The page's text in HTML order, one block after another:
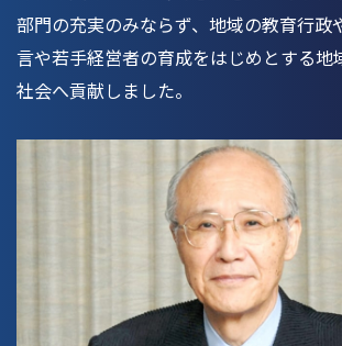
部門の充実のみならず、地域の教育行政
言や若手経営者の育成をはじめとする地
社会へ貢献しました。